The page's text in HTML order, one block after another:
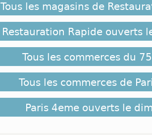
Tous les magasins de
Restauration Rapide ouverts
Tous les commerces du
Tous les commerces de
Paris 4eme ouverts le